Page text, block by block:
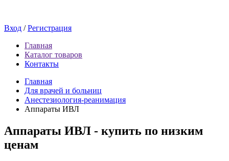
Вход /Регистрация
Главная
Каталог товаров
Контакты
Главная
Для врачей и больниц
Анестезиология-реанимация
Аппараты ИВЛ
Аппараты ИВЛ - купить по низким
ценам